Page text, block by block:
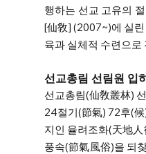
행하는 선교 고유의
[仙敎] (2007~)에 실린
육과 실체적 수련으
선교총림 선림원 입
선교총림(仙敎叢林)
24절기(節氣) 72후(候
지인 율려조화(天地
풍속(節氣風俗)을 되